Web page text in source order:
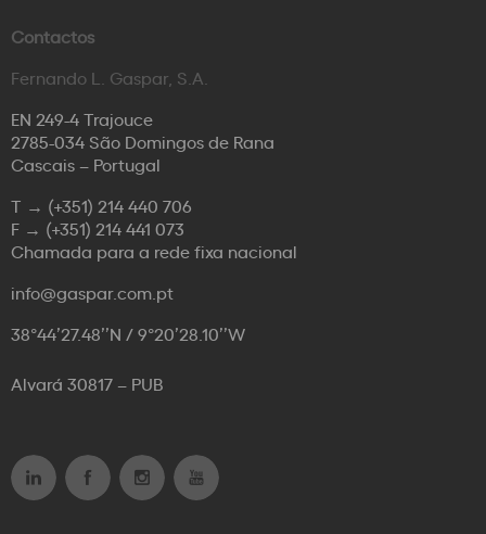
Contactos
Fernando L. Gaspar, S.A.
EN 249-4 Trajouce
2785-034 São Domingos de Rana
Cascais – Portugal
T → (+351) 214 440 706
F → (+351) 214 441 073
Chamada para a rede fixa nacional
info@gaspar.com.pt
38°44’27.48’’N / 9°20’28.10’’W
Alvará 30817 – PUB